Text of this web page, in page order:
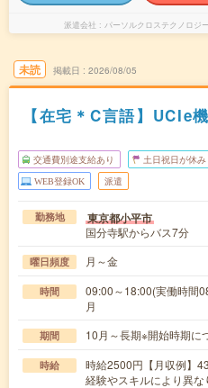
派遣会社 パーソルクロステクノロジ
未読 掲載日 2026/08/05
【在宅＊C言語】UCIe
交通費別途支給あり 土日祝日が休み
WEB登録OK 派遣
勤務地 東京都小平市
国分寺駅からバス7分
曜日頻度 月～金
時間
09:00～18:00(実働時間
月
期間 10月～長期※開始時期に
時給
時給2500円【月収例】
経験やスキルにより異な